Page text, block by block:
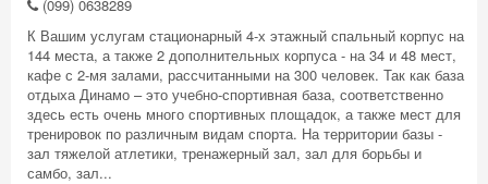
(099) 0638289
К Вашим услугам стационарный 4-х этажный спальный корпус на
144 места, а также 2 дополнительных корпуса - на 34 и 48 мест,
кафе с 2-мя залами, рассчитанными на 300 человек. Так как база
отдыха Динамо – это учебно-спортивная база, соответственно
здесь есть очень много спортивных площадок, а также мест для
тренировок по различным видам спорта. На территории базы -
зал тяжелой атлетики, тренажерный зал, зал для борьбы и
самбо, зал...